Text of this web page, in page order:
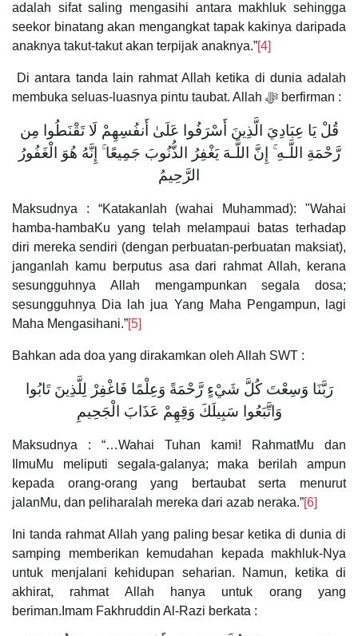
adalah sifat saling mengasihi antara makhluk sehingga
seekor binatang akan mengangkat tapak kakinya daripada
anaknya takut-takut akan terpijak anaknya.”[4]
Di antara tanda lain rahmat Allah ketika di dunia adalah
membuka seluas-luasnya pintu taubat. Allah ﷻ berfirman :
قُلْ يَا عِبَادِيَ الَّذِينَ أَسْرَفُوا عَلَىٰ أَنفُسِهِمْ لَا تَقْنَطُوا مِن
رَّحْمَةِ اللَّـهِ ۚ إِنَّ اللَّـهَ يَغْفِرُ الذُّنُوبَ جَمِيعًا ۚ إِنَّهُ هُوَ الْغَفُورُ
الرَّحِيمُ
Maksudnya : “Katakanlah (wahai Muhammad): "Wahai
hamba-hambaKu yang telah melampaui batas terhadap
diri mereka sendiri (dengan perbuatan-perbuatan maksiat),
janganlah kamu berputus asa dari rahmat Allah, kerana
sesungguhnya Allah mengampunkan segala dosa;
sesungguhnya Dia lah jua Yang Maha Pengampun, lagi
Maha Mengasihani.”[5]
Bahkan ada doa yang dirakamkan oleh Allah SWT :
رَبَّنَا وَسِعْتَ كُلَّ شَيْءٍ رَّحْمَةً وَعِلْمًا فَاغْفِرْ لِلَّذِينَ تَابُوا
وَاتَّبَعُوا سَبِيلَكَ وَقِهِمْ عَذَابَ الْجَحِيمِ
Maksudnya : “…Wahai Tuhan kami! RahmatMu dan
IlmuMu meliputi segala-galanya; maka berilah ampun
kepada orang-orang yang bertaubat serta menurut
jalanMu, dan peliharalah mereka dari azab neraka.”[6]
Ini tanda rahmat Allah yang paling besar ketika di dunia di
samping memberikan kemudahan kepada makhluk-Nya
untuk menjalani kehidupan seharian. Namun, ketika di
akhirat, rahmat Allah hanya untuk orang yang
beriman.Imam Fakhruddin Al-Razi berkata :